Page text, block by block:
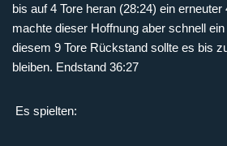
bis auf 4 Tore heran (28:24) ein
machte dieser Hoffnung aber schnell
diesem 9 Tore Rückstand sollte es bis
bleiben. Endstand 36:27
Es spielten: